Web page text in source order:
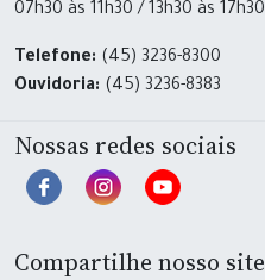
07h30 às 11h30 / 13h30 às 17h30
Telefone: (45) 3236-8300
Ouvidoria: (45) 3236-8383
Nossas redes sociais
Compartilhe nosso site